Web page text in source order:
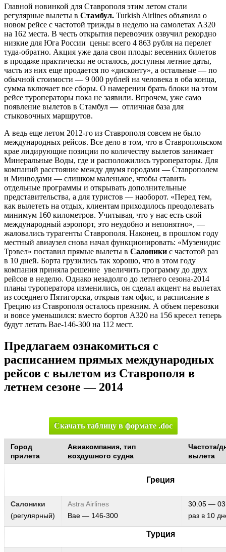
Главной новинкой для Ставрополя этим летом стали
регулярные вылеты в Стамбул. Turkish Airlines объявила о
новом рейсе с частотой трижды в неделю на самолетах А320
на 162 места. В честь открытия перевозчик озвучил рекордно
низкие для Юга России цены: всего 4 863 рубля на перелет
туда-обратно. Акция уже дала свои плоды: весенних билетов
в продаже практически не осталось, доступны летние даты,
часть из них еще продается по «дисконту», а остальные — по
обычной стоимости — 9 000 рублей на человека в оба конца,
сумма включает все сборы. О намерении брать блоки на этом
рейсе туроператоры пока не заявили. Впрочем, уже само
появление вылетов в Стамбул — отличная база для
стыковочных маршрутов.
А ведь еще летом 2012-го из Ставрополя совсем не было
международных рейсов. Все дело в том, что в Ставропольском
крае лидирующие позиции по количеству вылетов занимает
Минеральные Воды, где и расположились туроператоры. Для
компаний расстояние между двумя городами — Ставрополем
и Минводами — слишком маленькое, чтобы ставить
отдельные программы и открывать дополнительные
представительства, а для туристов — наоборот. «Перед тем,
как вылететь на отдых, клиентам приходилось преодолевать
минимум 160 километров. Учитывая, что у нас есть свой
международный аэропорт, это неудобно и непонятно», —
жаловались турагенты Ставрополя. Наконец, в прошлом году
местный авиаузел снова начал функционировать: «Музенидис
Трэвел» поставил прямые вылеты в Салоники с частотой раз
в 10 дней. Борта грузились так хорошо, что в этом году
компания приняла решение увеличить программу до двух
рейсов в неделю. Однако незадолго до летнего сезона-2014
планы туроператора изменились, он сделал акцент на вылетах
из соседнего Пятигорска, открыв там офис, и расписание в
Грецию из Ставрополя осталось прежним. А объем перевозки
и вовсе уменьшился: вместо бортов А320 на 156 кресел теперь
будут летать Bae-146-300 на 112 мест.
Предлагаем ознакомиться с
расписанием прямых международных
рейсов с вылетом из Ставрополя в
летнем сезоне — 2014
Скачать таблицу в формате .doc
Город
прилета
Авиакомпания, тип
воздушного судна
Частота/
вылета
Греция
Салоники
(регулярный)
Astra Airlines
Bae — 146-300
30.05 —
раз в 10
Турция